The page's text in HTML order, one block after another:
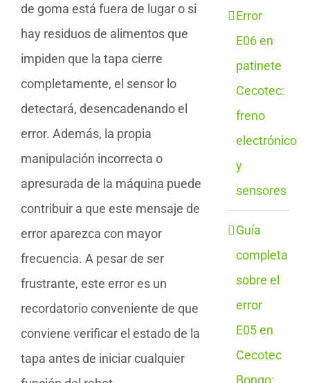
de goma está fuera de lugar o si
hay residuos de alimentos que
impiden que la tapa cierre
completamente, el sensor lo
detectará, desencadenando el
error. Además, la propia
manipulación incorrecta o
apresurada de la máquina puede
contribuir a que este mensaje de
error aparezca con mayor
frecuencia. A pesar de ser
frustrante, este error es un
recordatorio conveniente de que
conviene verificar el estado de la
tapa antes de iniciar cualquier
Error
E06 en
patinete
Cecotec:
freno
electrónico
y
sensores
Guía
completa
sobre el
error
E05 en
Cecotec
Bongo: